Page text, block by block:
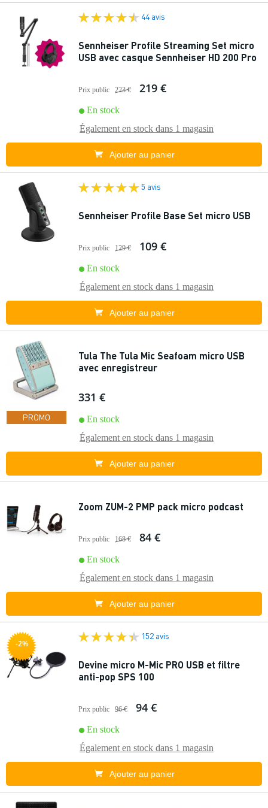
44 avis
Sennheiser Profile Streaming Set micro
USB avec casque Sennheiser HD 200 Pro
Prix public 223 € 219 €
En stock
Également en stock dans 1 magasin
Ajouter au panier
5 avis
Sennheiser Profile Base Set micro USB
Prix public 129 € 109 €
En stock
Également en stock dans 1 magasin
Ajouter au panier
PROMO
Tula The Tula Mic Seafoam micro USB
avec enregistreur
331 €
En stock
Également en stock dans 1 magasin
Ajouter au panier
Zoom ZUM-2 PMP pack micro podcast
Prix public 168 € 84 €
En stock
Également en stock dans 1 magasin
Ajouter au panier
-2%
152 avis
Devine micro M-Mic PRO USB et filtre
anti-pop SPS 100
Prix public 96 € 94 €
En stock
Également en stock dans 1 magasin
Ajouter au panier